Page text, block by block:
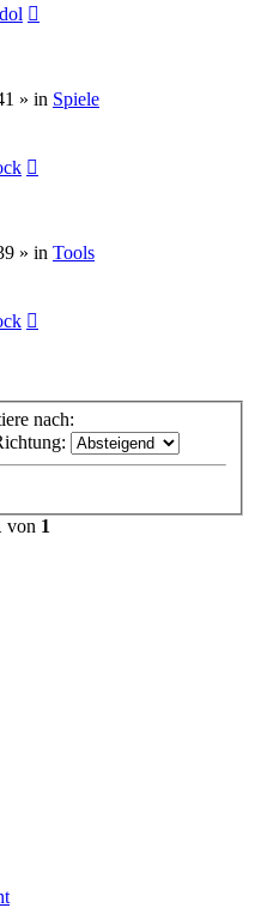
» in Spiele
» in Tools
nach:
von 1